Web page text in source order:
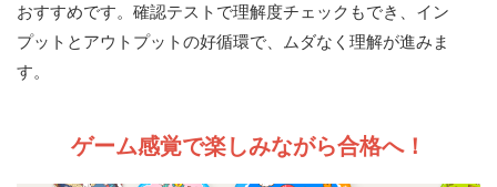
おすすめです。確認テストで理解度チェックもでき、イン
プットとアウトプットの好循環で、ムダなく理解が進みま
す。
ゲーム感覚で楽しみながら合格へ！